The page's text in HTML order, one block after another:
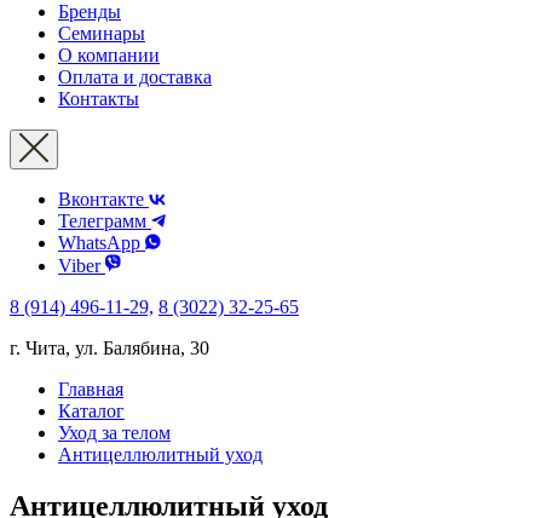
Бренды
Семинары
О компании
Оплата и доставка
Контакты
Вконтакте
Телеграмм
WhatsApp
Viber
8 (914) 496-11-29, 8 (3022) 32-25-65
г. Чита, ул. Балябина, 30
Главная
Каталог
Уход за телом
Антицеллюлитный уход
Антицеллюлитный уход